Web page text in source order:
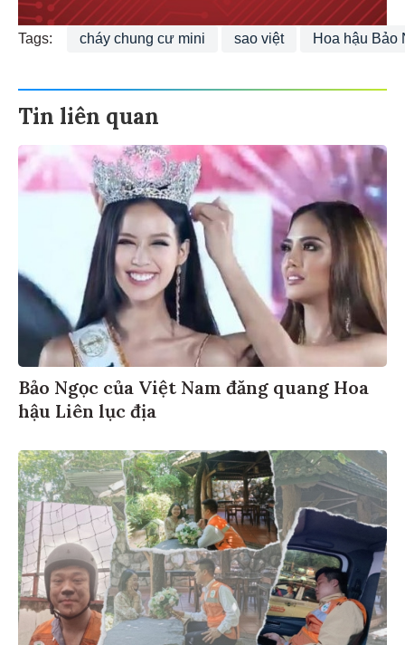
Tags: cháy chung cư mini sao việt Hoa hậu Bảo
Tin liên quan
Bảo Ngọc của Việt Nam đăng quang Hoa
hậu Liên lục địa